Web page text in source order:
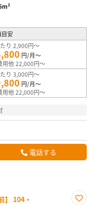
目安
り 2,900円～
円/月～
用他 22,000円～
り 3,000円～
円/月～
用他 22,000円～
電話する
】 104・